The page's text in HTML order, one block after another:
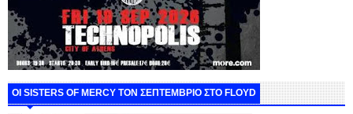
ΟΙ SISTERS OF MERCY ΤΟΝ ΣΕΠΤΕΜΒΡΙΟ ΣΤΟ FLOYD